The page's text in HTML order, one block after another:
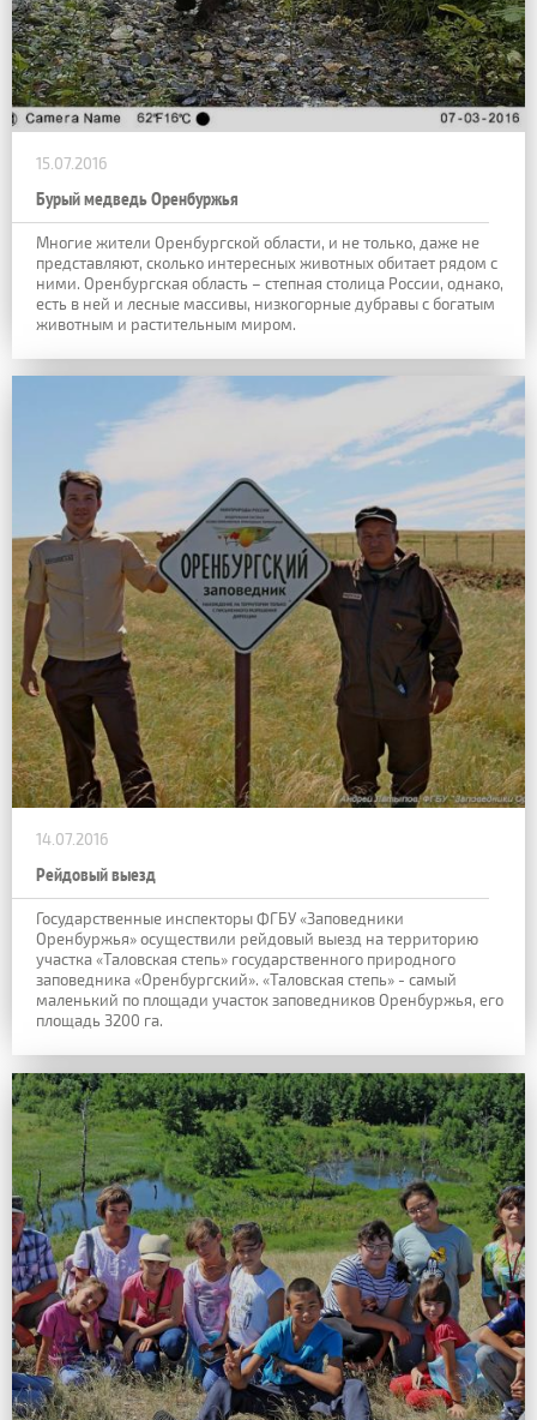
15.07.2016
Бурый медведь Оренбуржья
Многие жители Оренбургской области, и не только, даже не
представляют, сколько интересных животных обитает рядом с
ними. Оренбургская область – степная столица России, однако,
есть в ней и лесные массивы, низкогорные дубравы с богатым
животным и растительным миром.
14.07.2016
Рейдовый выезд
Государственные инспекторы ФГБУ «Заповедники
Оренбуржья» осуществили рейдовый выезд на территорию
участка «Таловская степь» государственного природного
заповедника «Оренбургский». «Таловская степь» - самый
маленький по площади участок заповедников Оренбуржья, его
площадь 3200 га.